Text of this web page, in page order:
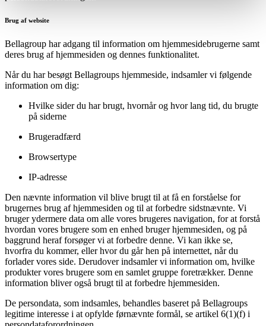
Brug af website
Bellagroup har adgang til information om hjemmesidebrugerne samt
deres brug af hjemmesiden og dennes funktionalitet.
Når du har besøgt Bellagroups hjemmeside, indsamler vi følgende
information om dig:
Hvilke sider du har brugt, hvornår og hvor lang tid, du brugte
på siderne
Brugeradfærd
Browsertype
IP-adresse
Den nævnte information vil blive brugt til at få en forståelse for
brugernes brug af hjemmesiden og til at forbedre sidstnævnte. Vi
bruger ydermere data om alle vores brugeres navigation, for at forstå
hvordan vores brugere som en enhed bruger hjemmesiden, og på
baggrund heraf forsøger vi at forbedre denne. Vi kan ikke se,
hvorfra du kommer, eller hvor du går hen på internettet, når du
forlader vores side. Derudover indsamler vi information om, hvilke
produkter vores brugere som en samlet gruppe foretrækker. Denne
information bliver også brugt til at forbedre hjemmesiden.
De persondata, som indsamles, behandles baseret på Bellagroups
legitime interesse i at opfylde førnævnte formål, se artikel 6(1)(f) i